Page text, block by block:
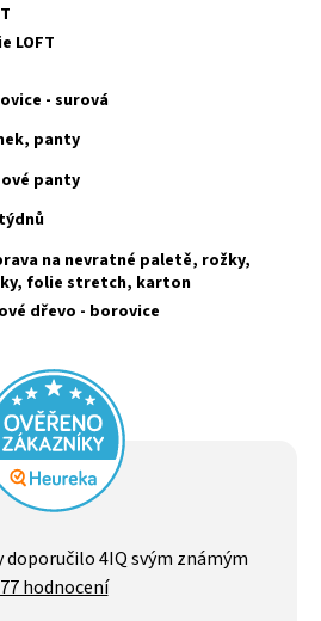
LOFT
- surová
panty
panty
na nevratné paletě, rožky,
folie stretch, karton
dřevo - borovice
hodnocení
obchodu
je
doporučilo 4IQ svým známým
77 hodnocení